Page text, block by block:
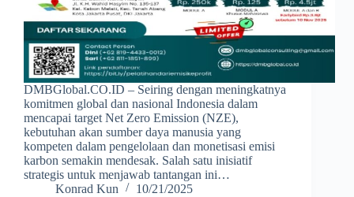
DMBGlobal.CO.ID – Seiring dengan meningkatnya
komitmen global dan nasional Indonesia dalam
mencapai target Net Zero Emission (NZE),
kebutuhan akan sumber daya manusia yang
kompeten dalam pengelolaan dan monetisasi emisi
karbon semakin mendesak. Salah satu inisiatif
strategis untuk menjawab tantangan ini…
Konrad Kun
10/21/2025